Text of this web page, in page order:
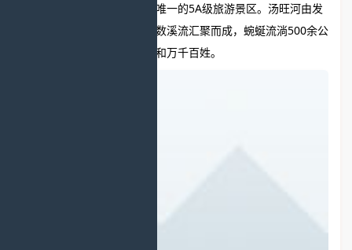
汤旺河林海奇石景区是伊春唯一的5A级旅游景区。汤旺河由发
源于小兴安岭密林深处的无数溪流汇聚而成，蜿蜒流淌500余公
里，滋养了河畔的莽莽林海和万千百姓。